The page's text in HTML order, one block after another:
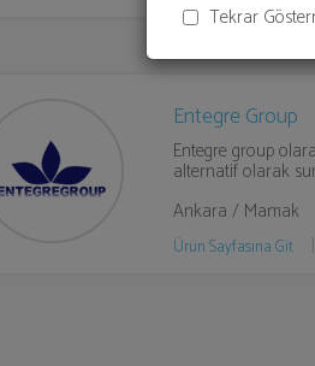
Tekrar
Entegre Group
Entegre group
alternatif olarak
Ankara / Mamak
Ürün Sayfasına Git